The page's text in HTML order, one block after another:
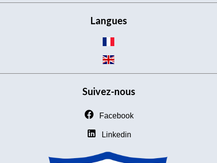
Langues
Suivez-nous
Facebook
Linkedin